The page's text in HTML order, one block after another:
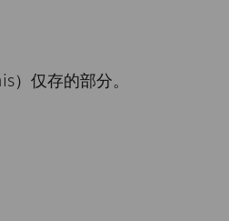
仅存的部分。